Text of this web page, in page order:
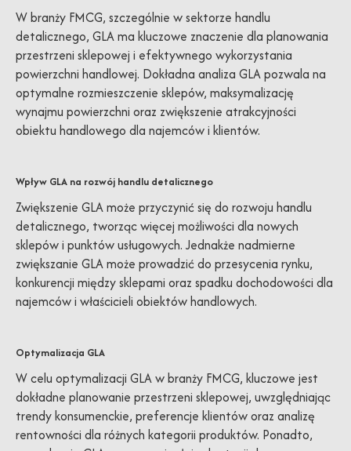
W branży FMCG, szczególnie w sektorze handlu
detalicznego, GLA ma kluczowe znaczenie dla planowania
przestrzeni sklepowej i efektywnego wykorzystania
powierzchni handlowej. Dokładna analiza GLA pozwala na
optymalne rozmieszczenie sklepów, maksymalizację
wynajmu powierzchni oraz zwiększenie atrakcyjności
obiektu handlowego dla najemców i klientów.
Wpływ GLA na rozwój handlu detalicznego
Zwiększenie GLA może przyczynić się do rozwoju handlu
detalicznego, tworząc więcej możliwości dla nowych
sklepów i punktów usługowych. Jednakże nadmierne
zwiększanie GLA może prowadzić do przesycenia rynku,
konkurencji między sklepami oraz spadku dochodowości dla
najemców i właścicieli obiektów handlowych.
Optymalizacja GLA
W celu optymalizacji GLA w branży FMCG, kluczowe jest
dokładne planowanie przestrzeni sklepowej, uwzględniając
trendy konsumenckie, preferencje klientów oraz analizę
rentowności dla różnych kategorii produktów. Ponadto,